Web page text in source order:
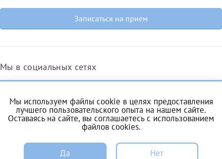
Записаться на прием
Мы в социальных сетях
Вконтакте ОдноклассникиЯндекс.Дзен Telegram Max
Комендантский проспект, 53/1A
Мы используем файлы cookie в целях предоставления
лучшего пользовательского опыта на нашем сайте.
Оставаясь на сайте, вы соглашаетесь с использованием
файлов cookies.
Да Нет
ЗАПИСЬ